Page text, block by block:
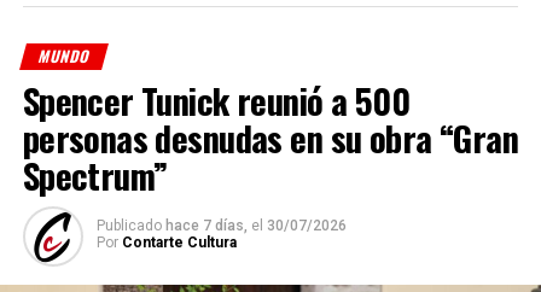
MUNDO
Spencer Tunick reunió a 500
personas desnudas en su obra “Gran
Spectrum”
Publicado hace 7 días, el 30/07/2026
Por Contarte Cultura